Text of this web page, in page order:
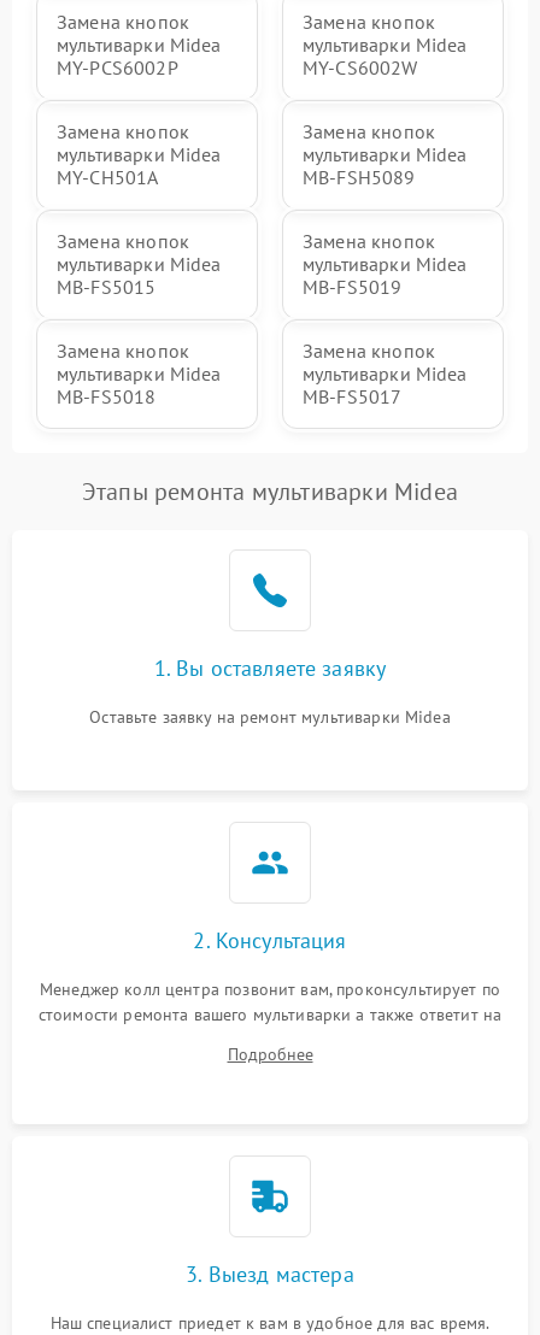
Замена кнопок
мультиварки Midea
MY-PCS6002P
Замена кнопок
мультиварки Midea
MY-CS6002W
Замена кнопок
мультиварки Midea
MY-CH501A
Замена кнопок
мультиварки Midea
MB-FSH5089
Замена кнопок
мультиварки Midea
MB-FS5015
Замена кнопок
мультиварки Midea
MB-FS5019
Замена кнопок
мультиварки Midea
MB-FS5018
Замена кнопок
мультиварки Midea
MB-FS5017
Этапы ремонта мультиварки Midea
1. Вы оставляете заявку
Оставьте заявку на ремонт мультиварки Midea
2. Консультация
Менеджер колл центра позвонит вам, проконсультирует по
стоимости ремонта вашего мультиварки а также ответит на
Подробнее
3. Выезд мастера
Наш специалист приедет к вам в удобное для вас время.